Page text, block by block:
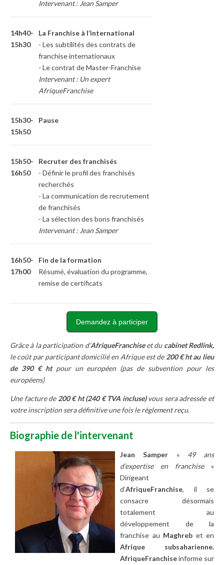
Intervenant : Jean Samper
14h40-
15h30
La Franchise à l’international
- Les subtilités des contrats de
franchise internationaux
- Le contrat de Master-Franchise
Intervenant : Un expert
AfriqueFranchise
15h30-
15h50
Pause
15h50-
16h50
Recruter des franchisés
- Définir le profil des franchisés
recherchés
- La communication de recrutement
de franchisés
- La sélection des bons franchisés
Intervenant : Jean Samper
16h50-
17h00
Fin de la formation
Résumé, évaluation du programme,
remise de certificats
Demandez à participer
Grâce à la participation d’AfriqueFranchiseet du cabinet Redlink,
le coût par participant domicilié en Afrique est de 200 € ht au lieu
de 390 € ht pour un européen (pas de subvention pour les
européens)
Une facture de 200 € ht (240 € TVA incluse)vous sera adressée et
votre inscription sera définitive une fois le règlement reçu.
Biographie de l'intervenant
Jean Samper « 49 ans
d’expertise en franchise»
Dirigeant
d’AfriqueFranchise, il se
consacre désormais
totalement au
développement de la
franchise au Maghreb et en
Afrique subsaharienne.
AfriqueFranchiseinforme sur